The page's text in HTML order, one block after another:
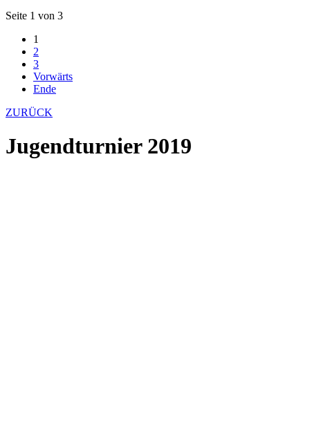
Seite 1 von 3
1
2
3
Vorwärts
Ende
ZURÜCK
Jugendturnier 2019